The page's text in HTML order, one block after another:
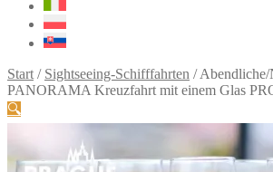
Start / Sightseeing-Schifffahrten /Abendliche/
PANORAMA Kreuzfahrt mit einem Glas
🔍